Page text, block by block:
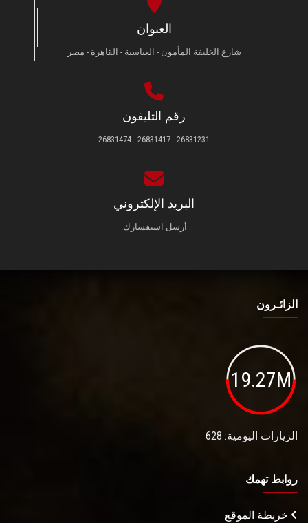
العنوان
شارع الخليفة المأمون - العباسية - القاهرة - مصر
رقم التليفون
26831231 - 26831417 - 26831474
البريد الإلكتروني
أرسل استفسارك.
الزائـرون
19.27M
الزيارات اليومية: 628
روابط تهمك
خريطة الموقع